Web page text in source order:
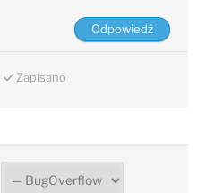
Zapisano